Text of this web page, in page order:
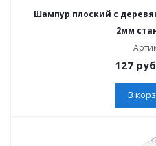
Шампур плоский с
2мм
127
В